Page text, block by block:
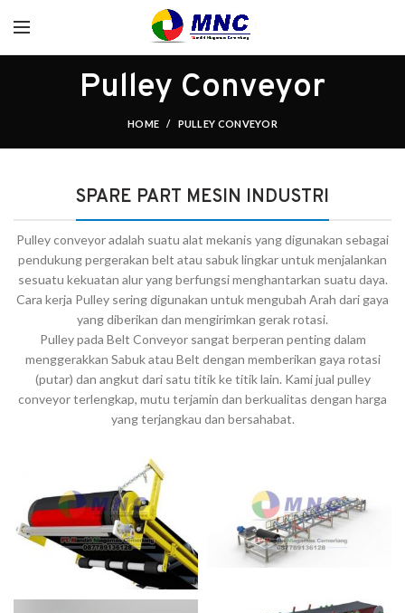
Pulley Conveyor
HOME PULLEY CONVEYOR
SPARE PART MESIN INDUSTRI
Pulley conveyor adalah suatu alat mekanis yang digunakan sebagai
pendukung pergerakan belt atau sabuk lingkar untuk menjalankan
sesuatu kekuatan alur yang berfungsi menghantarkan suatu daya.
Cara kerja Pulley sering digunakan untuk mengubah Arah dari gaya
yang diberikan dan mengirimkan gerak rotasi.
Pulley pada Belt Conveyor sangat berperan penting dalam
menggerakkan Sabuk atau Belt dengan memberikan gaya rotasi
(putar) dan angkut dari satu titik ke titik lain. Kami jual pulley
conveyor terlengkap, mutu terjamin dan berkualitas dengan harga
yang terjangkau dan bersahabat.